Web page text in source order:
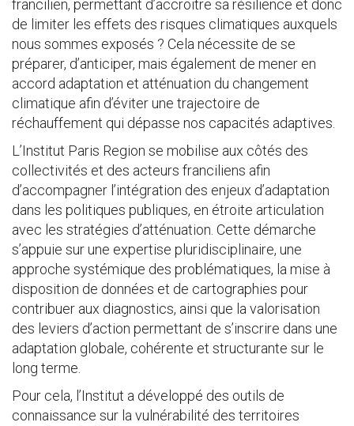
francilien, permettant d’accroitre sa résilience et donc
de limiter les effets des risques climatiques auxquels
nous sommes exposés ? Cela nécessite de se
préparer, d’anticiper, mais également de mener en
accord adaptation et atténuation du changement
climatique afin d’éviter une trajectoire de
réchauffement qui dépasse nos capacités adaptives.
L’Institut Paris Region se mobilise aux côtés des
collectivités et des acteurs franciliens afin
d’accompagner l’intégration des enjeux d’adaptation
dans les politiques publiques, en étroite articulation
avec les stratégies d’atténuation. Cette démarche
s’appuie sur une expertise pluridisciplinaire, une
approche systémique des problématiques, la mise à
disposition de données et de cartographies pour
contribuer aux diagnostics, ainsi que la valorisation
des leviers d’action permettant de s’inscrire dans une
adaptation globale, cohérente et structurante sur le
long terme.
Pour cela, l’Institut a développé des outils de
connaissance sur la vulnérabilité des territoires